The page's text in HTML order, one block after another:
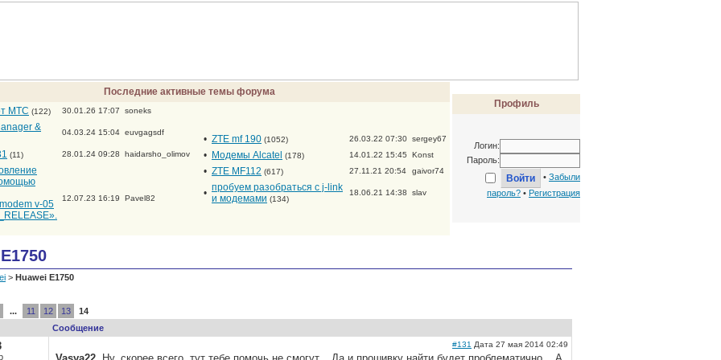
Последние активные темы форума
МТС (122) 30.01.26 17:07 soneks
& 04.03.24 15:04 euvgagsdf
(11) 28.01.24 09:28 haidarsho_olimov
v-05
12.07.23 16:19 Pavel82
• ZTE mf 190 (1052) 26.03.22 07:30 sergey67
• Модемы Alcatel (178) 14.01.22 15:45 Konst
• ZTE MF112 (617) 27.11.21 20:54 gaivor74
• пробуем разобраться с j-link
и модемами (134)
18.06.21 14:38 slav
Профиль
Логин:
Пароль:
• Забыли
пароль? • Регистрация
> Huawei E1750
... 11 12 13
14
Сообщение
#131 Дата 27 мая 2014 02:49